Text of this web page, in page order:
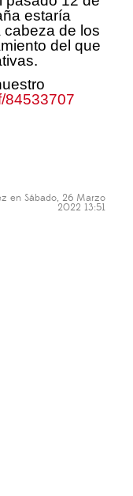
estaría
cabeza de los
del que
84533707
en Sábado, 26 Marzo
2022 13:51